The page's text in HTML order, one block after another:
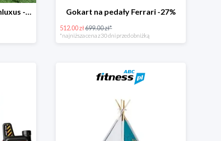
Plac zabaw lemur Gardenluxus -21% Gokart na pedały Ferrari -27%
512.00 zł699.00 zł*
*najniższa cena z 30 dni przed obniżką